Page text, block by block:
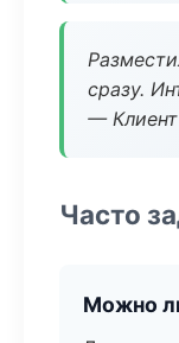
сразу.
—
Часто
Можно